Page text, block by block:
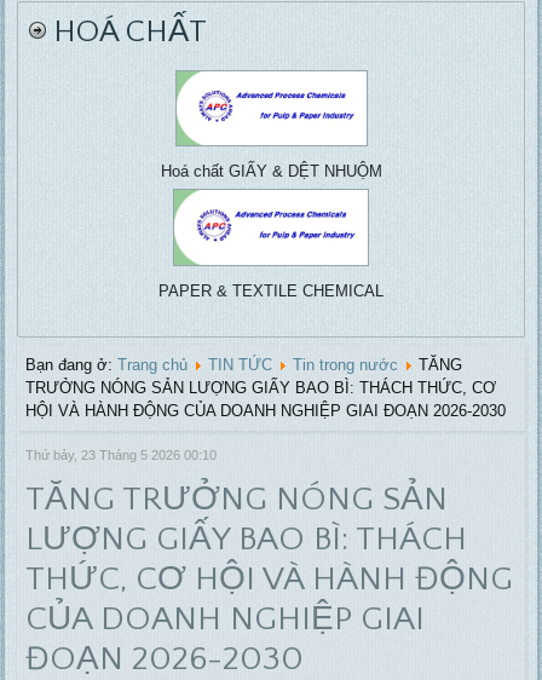
Equipment
Pulp & paper, Water
treatment, ....
HOÁ CHẤT
Hoá chất GIẤY & DỆT NHUỘM
PAPER & TEXTILE CHEMICAL
Bạn đang ở:Trang chủ TIN TỨC Tin trong nước
TĂNG
TRƯỞNG NÓNG SẢN LƯỢNG GIẤY BAO BÌ: THÁCH THỨC, CƠ
HỘI VÀ HÀNH ĐỘNG CỦA DOANH NGHIỆP GIAI ĐOẠN 2026-2030
Thứ bảy, 23 Tháng 5 2026 00:10
TĂNG TRƯỞNG NÓNG SẢN
LƯỢNG GIẤY BAO BÌ: THÁCH
THỨC, CƠ HỘI VÀ HÀNH ĐỘNG
CỦA DOANH NGHIỆP GIAI
ĐOẠN 2026-2030